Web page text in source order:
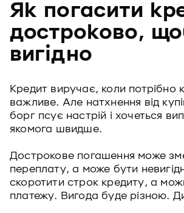
Як погасити
достроково,
вигідно
Кредит виручає, коли потрібно
важливе. Але натхнення від
борг псує настрій і хочеться
якомога швидше.
Дострокове погашення може
переплату, а може бути
скоротити строк кредиту, а
платежу. Вигода буде різною.